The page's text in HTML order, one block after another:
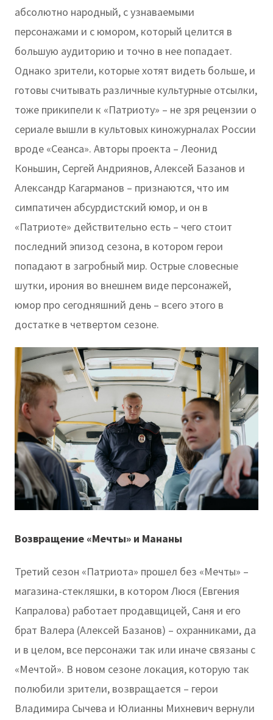
абсолютно народный, с узнаваемыми
персонажами и с юмором, который целится в
большую аудиторию и точно в нее попадает.
Однако зрители, которые хотят видеть больше, и
готовы считывать различные культурные отсылки,
тоже прикипели к «Патриоту» – не зря рецензии о
сериале вышли в культовых киножурналах России
вроде «Сеанса». Авторы проекта – Леонид
Коньшин, Сергей Андриянов, Алексей Базанов и
Александр Кагарманов – признаются, что им
симпатичен абсурдистский юмор, и он в
«Патриоте» действительно есть – чего стоит
последний эпизод сезона, в котором герои
попадают в загробный мир. Острые словесные
шутки, ирония во внешнем виде персонажей,
юмор про сегодняшний день – всего этого в
достатке в четвертом сезоне.
Возвращение «Мечты» и Мананы
Третий сезон «Патриота» прошел без «Мечты» –
магазина-стекляшки, в котором Люся (Евгения
Капралова) работает продавщицей, Саня и его
брат Валера (Алексей Базанов) – охранниками, да
и в целом, все персонажи так или иначе связаны с
«Мечтой». В новом сезоне локация, которую так
полюбили зрители, возвращается – герои
Владимира Сычева и Юлианны Михневич вернули